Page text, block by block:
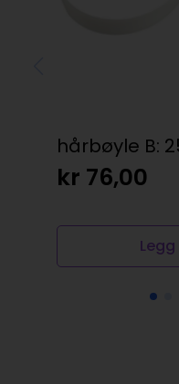
hårbøyle B:
kr 76,00